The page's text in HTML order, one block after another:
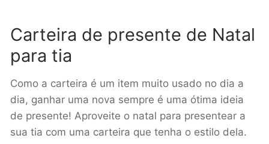
Carteira de presente de Natal
para tia
Como a carteira é um item muito usado no dia a
dia, ganhar uma nova sempre é uma ótima ideia
de presente! Aproveite o natal para presentear a
sua tia com uma carteira que tenha o estilo dela.